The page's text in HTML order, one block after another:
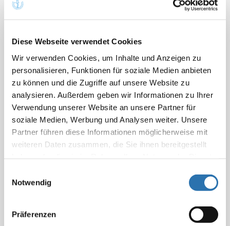
Diese Webseite verwendet Cookies
Wir verwenden Cookies, um Inhalte und Anzeigen zu
personalisieren, Funktionen für soziale Medien anbieten
zu können und die Zugriffe auf unsere Website zu
analysieren. Außerdem geben wir Informationen zu Ihrer
Verwendung unserer Website an unsere Partner für
soziale Medien, Werbung und Analysen weiter. Unsere
Partner führen diese Informationen möglicherweise mit
weiteren Daten zusammen, die Sie ihnen bereitgestellt
Cookies, wenn Sie unsere Webseite weiterhin
Notwendig
Präferenzen
für Critical Incident Reporting System – Anästhesiologie und
Ereignisse und Beinahefehler in diesen Fachbereichen können
Definition der Narkosedauer in der GOÄ
13.07.2021
Plexuskatheter GOÄ-Ratgeber Oberstsche Leitungsanästhesie
GOÄ-Ratgeber Stand-by GOÄ-Ratgeber
/Anästhesieleistungen, PCA-Pumpe GOÄ-
Anästhesieleistungen, PCA-Pumpe